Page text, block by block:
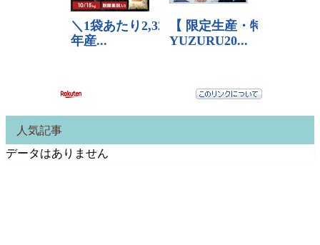
人気記事
データはありません